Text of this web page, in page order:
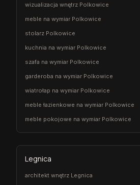
wizualizacja wnętrz Polkowice
meble na wymiar Polkowice
stolarz Polkowice
kuchnia na wymiar Polkowice
szafa na wymiar Polkowice
garderoba na wymiar Polkowice
wiatrołap na wymiar Polkowice
meble łazienkowe na wymiar Polkowice
meble pokojowe na wymiar Polkowice
Legnica
architekt wnętrz Legnica